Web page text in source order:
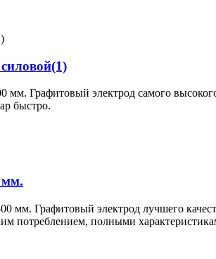
Графитовый электрод самого
быстро.
мм.
мм. Графитовый электрод лучшего
потреблением, полными